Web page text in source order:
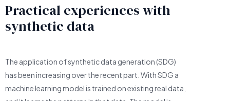
Practical experiences with
synthetic data
The application of synthetic data generation (SDG)
has been increasing over the recent part. With SDG a
machine learning model is trained on existing real data,